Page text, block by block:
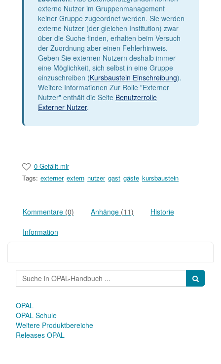
externe Nutzer im Gruppenmanagement
keiner Gruppe zugeordnet werden. Sie werden
externe Nutzer (der gleichen Institution) zwar
über die Suche finden, erhalten beim Versuch
der Zuordnung aber einen Fehlerhinweis.
Geben Sie externen Nutzern deshalb immer
eine Möglichkeit, sich selbst in eine Gruppe
einzuschreiben (Kursbaustein Einschreibung).
Weitere Informationen Zur Rolle "Externer
Nutzer" enthält die Seite Benutzerrolle
Externer Nutzer.
0 Gefällt mir
Tags: externer extern nutzer gast gäste kursbaustein
Kommentare (0) Anhänge (11) Historie
Information
OPAL
OPAL Schule
Weitere Produktbereiche
Releases OPAL